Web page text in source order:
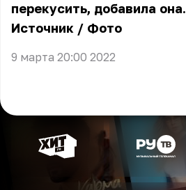
перекусить, добавила она.
Источник / Фото
9 марта 20:00 2022